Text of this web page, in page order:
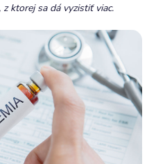
ktorej sa dá vyzistiť viac.